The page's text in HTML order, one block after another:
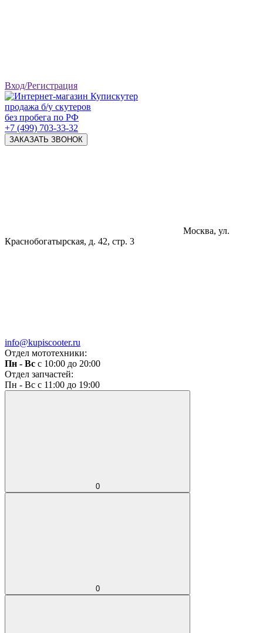
Вход/Регистрация
продажа б/у скутеров
без пробега по РФ
+7 (499) 703-33-32
ЗАКАЗАТЬ ЗВОНОК
Москва, ул.
Краснобогатырская, д. 42, стр. 3
info@kupiscooter.ru
Отдел мототехники:
Пн - Вс с 10:00 до 20:00
Отдел запчастей:
Пн - Вс с 11:00 до 19:00
0
0